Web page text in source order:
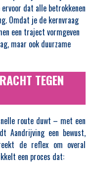
dat alle betrokkenen
Omdat je de kernvraag
een traject vormgeven
maar ook duurzame
TEGEN
route duwt – met een
Aandrijving een bewust,
de reflex om overal
een proces dat: